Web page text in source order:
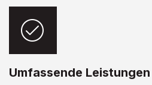
Umfassende Leistungen